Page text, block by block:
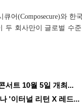
어(Composecure)와
두 회사만이 글로벌 수
서트 10월 5일 개최...
'이터널 리턴 X 레드...